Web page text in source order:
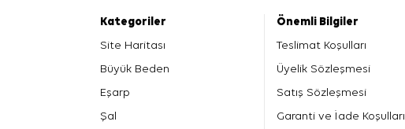
Kategoriler
Site Haritası
Büyük Beden
Eşarp
Şal
Önemli Bilgiler
Teslimat Koşulları
Üyelik Sözleşmesi
Satış Sözleşmesi
Garanti ve İade Koşulları